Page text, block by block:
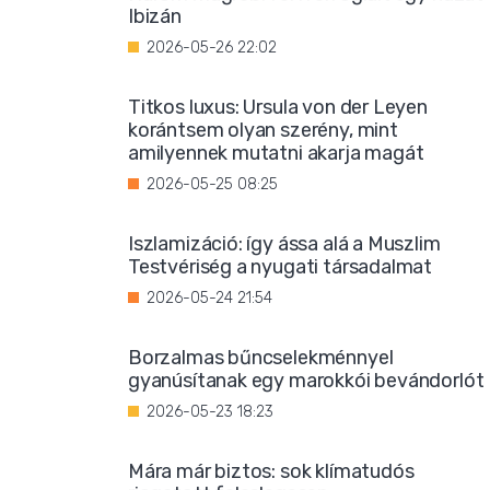
Ibizán
2026-05-26 22:02
Titkos luxus: Ursula von der Leyen
korántsem olyan szerény, mint
amilyennek mutatni akarja magát
2026-05-25 08:25
Iszlamizáció: így ássa alá a Muszlim
Testvériség a nyugati társadalmat
2026-05-24 21:54
Borzalmas bűncselekménnyel
gyanúsítanak egy marokkói bevándorlót
2026-05-23 18:23
Mára már biztos: sok klímatudós